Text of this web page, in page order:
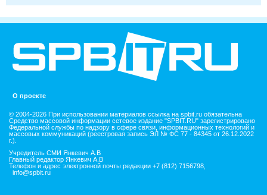
О проекте
© 2004-2026 При использовании материалов ссылка на spbit.ru обязательна
Средство массовой информации сетевое издание "SPBIT.RU" зарегистрировано
Федеральной службы по надзору в сфере связи, информационных технологий и
массовых коммуникаций (реестровая запись ЭЛ № ФС 77 - 84345 от 26.12.2022
г.).
Учредитель СМИ Янкевич А.В
Главный редактор Янкевич А.В
Телефон и адрес электронной почты редакции +7 (812) 7156798,
info@spbit.ru